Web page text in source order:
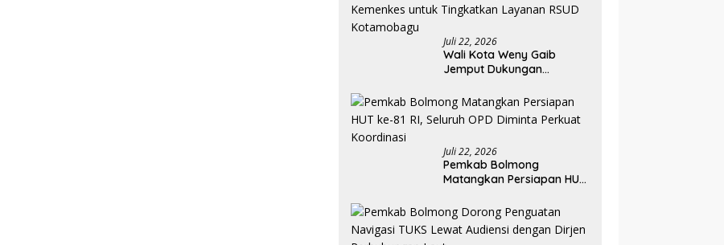
Juli 22, 2026
Wali Kota Weny Gaib
Jemput Dukungan
Tingkatkan Layanan RSUD
Kotamobagu
Juli 22, 2026
Pemkab Bolmong
Matangkan Persiapan HUT
Diminta Perkuat
Koordinasi